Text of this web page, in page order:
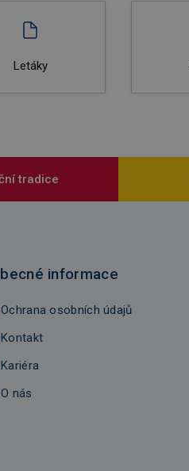
Letáky
tradice
informace
Ochrana osobních údajů
Kontakt
Kariéra
O nás